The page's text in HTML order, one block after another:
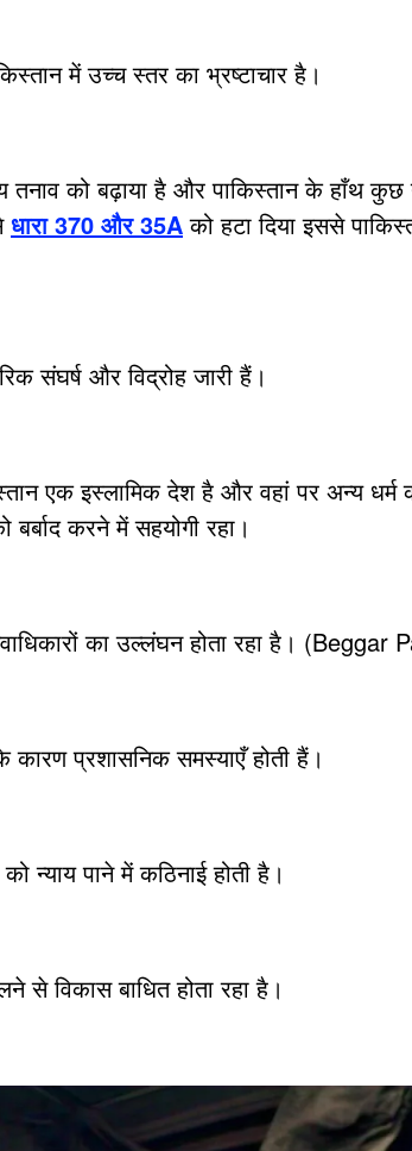
में उच्च स्तर का भ्रष्टाचार है।
तनाव को बढ़ाया है और पाकिस्तान के हाँथ
धारा 370 और 35Aको हटा दिया इससे
संघर्ष और विद्रोह जारी हैं।
एक इस्लामिक देश है और वहां पर अन्य धर्म
करने में सहयोगी रहा।
का उल्लंघन होता रहा है। (Beggar
प्रशासनिक समस्याएँ होती हैं।
न्याय पाने में कठिनाई होती है।
से विकास बाधित होता रहा है।